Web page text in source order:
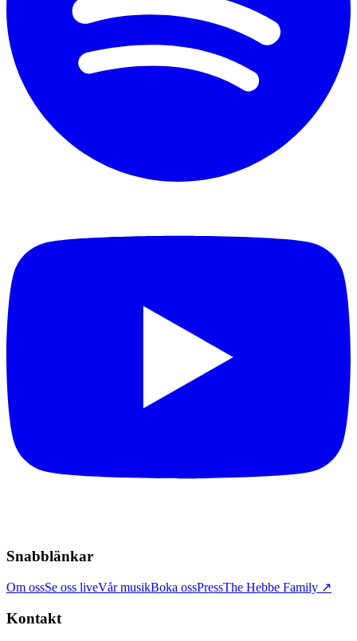
Snabblänkar
Om ossSe oss liveVår musikBoka ossPressThe Hebbe Family ↗
Kontakt